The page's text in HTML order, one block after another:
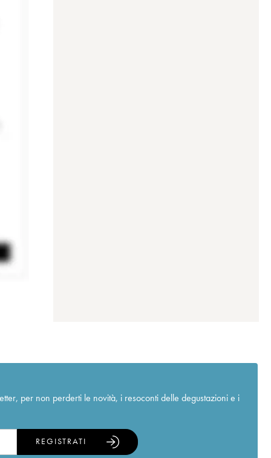
per non perderti le novità, i resoconti delle degustazioni e i
REGISTRATI